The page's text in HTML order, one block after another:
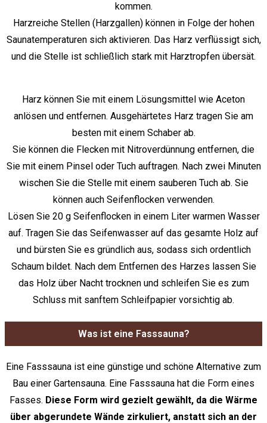
kommen.
Harzreiche Stellen (Harzgallen) können in Folge der hohen
Saunatemperaturen sich aktivieren. Das Harz verflüssigt sich,
und die Stelle ist schließlich stark mit Harztropfen übersät.
Harz können Sie mit einem Lösungsmittel wie Aceton
anlösen und entfernen. Ausgehärtetes Harz tragen Sie am
besten mit einem Schaber ab.
Sie können die Flecken mit Nitroverdünnung entfernen, die
Sie mit einem Pinsel oder Tuch auftragen. Nach zwei Minuten
wischen Sie die Stelle mit einem sauberen Tuch ab. Sie
können auch Seifenflocken verwenden.
Lösen Sie 20 g Seifenflocken in einem Liter warmen Wasser
auf. Tragen Sie das Seifenwasser auf das gesamte Holz auf
und bürsten Sie es gründlich aus, sodass sich ordentlich
Schaum bildet. Nach dem Entfernen des Harzes lassen Sie
das Holz über Nacht trocknen und schleifen Sie es zum
Schluss mit sanftem Schleifpapier vorsichtig ab.
Was ist eine Fasssauna?
Eine Fasssauna ist eine günstige und schöne Alternative zum
Bau einer Gartensauna. Eine Fasssauna hat die Form eines
Fasses. Diese Form wird gezielt gewählt, da die Wärme
über abgerundete Wände zirkuliert, anstatt sich an der